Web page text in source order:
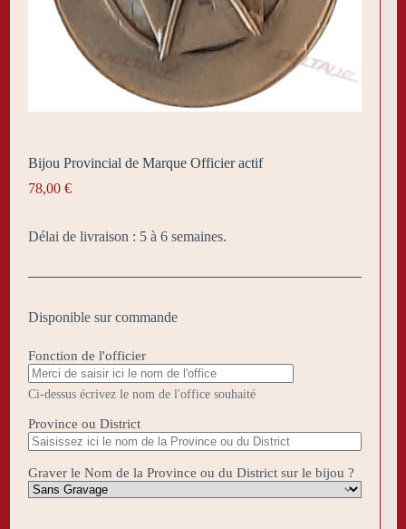
Bijou Provincial de Marque Officier actif
78,00 €
Délai de livraison : 5 à 6 semaines.
Disponible sur commande
Fonction de l'officier
Ci-dessus écrivez le nom de l'office souhaité
Province ou District
Graver le Nom de la Province ou du District sur le bijou ?